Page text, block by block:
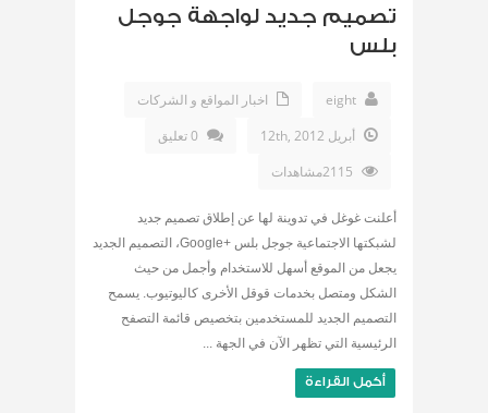
تصميم جديد لواجهة جوجل
بلس
eight
اخبار المواقع و الشركات
أبريل 12th, 2012
0 تعليق
أعلنت غوغل في تدوينة لها عن إطلاق تصميم جديد
لشبكتها الاجتماعية جوجل بلس +Google، التصميم الجديد
يجعل من الموقع أسهل للاستخدام وأجمل من حيث
الشكل ومتصل بخدمات قوقل الأخرى كاليوتيوب. يسمح
التصميم الجديد للمستخدمين بتخصيص قائمة التصفح
الرئيسية التي تظهر الآن في الجهة ...
أكمل القراءة